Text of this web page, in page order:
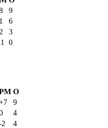
9
6
3
0
О
9
4
4